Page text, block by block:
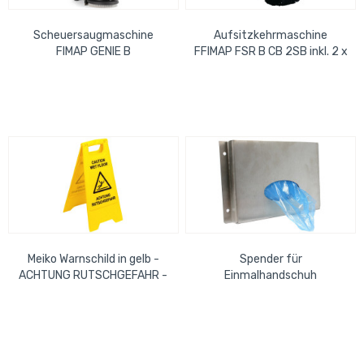
Scheuersaugmaschine
FIMAP GENIE B
Aufsitzkehrmaschine
FFIMAP FSR B CB 2SB inkl. 2 x
Meiko Warnschild in gelb -
ACHTUNG RUTSCHGEFAHR -
Spender für
Einmalhandschuh